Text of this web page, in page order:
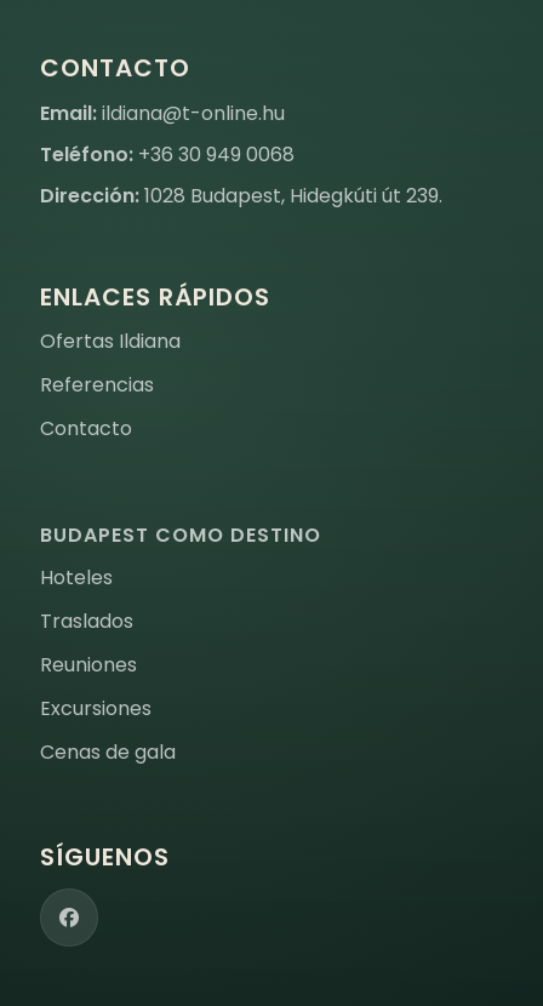
CONTACTO
Email:ildiana@t-online.hu
Teléfono: +36 30 949 0068
Dirección:1028 Budapest, Hidegkúti út 239.
ENLACES RÁPIDOS
Ofertas Ildiana
Referencias
Contacto
BUDAPEST COMO DESTINO
Hoteles
Traslados
Reuniones
Excursiones
Cenas de gala
SÍGUENOS